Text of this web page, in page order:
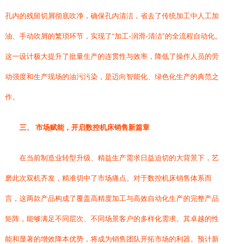
孔内的残留切屑彻底吹净，确保孔内清洁，省去了传统加工中人工加
油、手动吹屑的繁琐环节，实现了“加工-润滑-清洁”的全流程自动化。
这一设计极大提升了批量生产的连贯性与效率，降低了操作人员的劳
动强度和生产现场的油污污染，是迈向智能化、绿色化生产的典范之
作。
三、 市场赋能，开启数控机床销售新篇章
在当前制造业转型升级、精益生产需求日益迫切的大背景下，艺
磨此次双机齐发，精准切中了市场痛点。对于数控机床销售体系而
言，这两款产品构成了覆盖高精度加工与高效自动化生产的完整产品
矩阵，能够满足不同层次、不同场景客户的多样化需求。其卓越的性
能和显著的增效降本优势，将成为销售团队开拓市场的利器。预计新